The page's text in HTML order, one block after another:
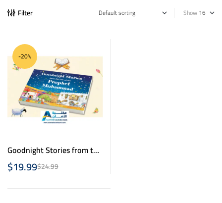
Filter Show
-20%
Goodnight Stories from the
Life of the Prophet
Muhammad
$24.99
$19.99